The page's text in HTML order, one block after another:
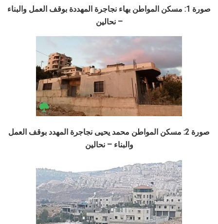
صورة 1: مسكن المواطن بهاء نجاجرة المهددة بوقف العمل والبناء
– نحالين
صورة 2: مسكن المواطن محمد يحيى نجاجرة المهدد بوقف العمل
والبناء – نحالين